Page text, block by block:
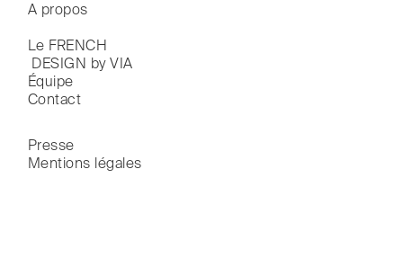
A propos
Le FRENCH
DESIGN by VIA
Équipe
Contact
Presse
Mentions légales